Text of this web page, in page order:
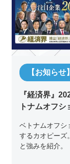
【お知らせ】
『経済界』
トナムオフ
ベトナムオフシ
するカオピーズ
と強みを紹介。